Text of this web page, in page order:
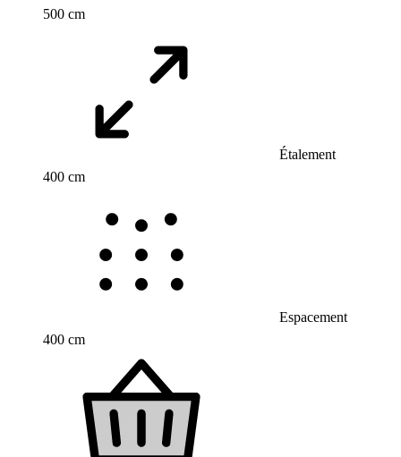
500 cm
Étalement
400 cm
Espacement
400 cm